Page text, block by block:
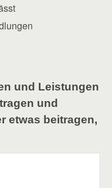
und Leistungen
und
etwas beitragen,